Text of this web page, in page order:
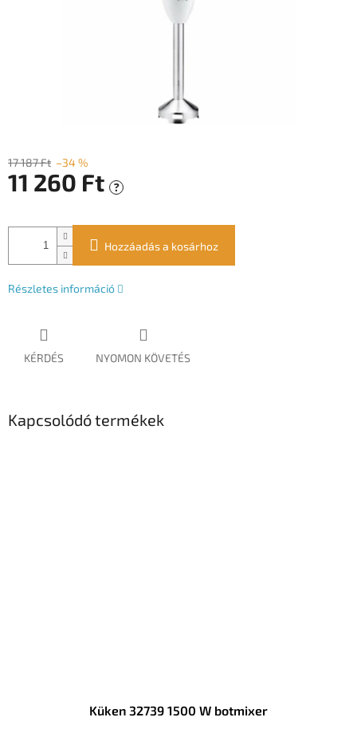
17 187 Ft –34 %
11 260 Ft ?
Hozzáadás a kosárhoz
Részletes információ
KÉRDÉS NYOMON KÖVETÉS
Kapcsolódó termékek
Küken 32739 1500 W botmixer